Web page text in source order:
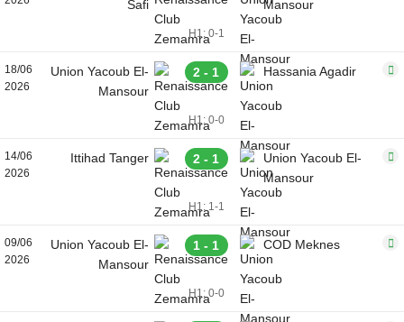
Safi
Mansour
H1: 0-1
18/06
2026
Union Yacoub El-
Mansour
2 - 1 Hassania Agadir
H1: 0-0
14/06
2026
Ittihad Tanger 2 - 1
Union Yacoub El-
Mansour
H1: 1-1
09/06
2026
Union Yacoub El-
Mansour
1 - 1 COD Meknes
H1: 0-0